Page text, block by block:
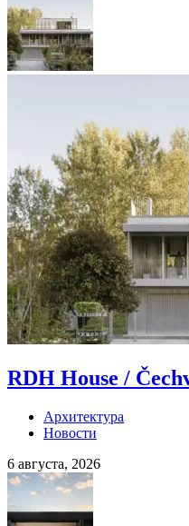
RDH House /
Архитектура
Новости
6 августа, 2026